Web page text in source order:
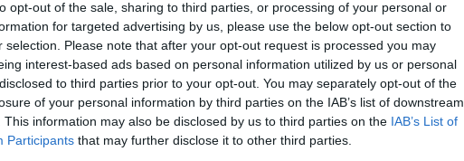
opt-out of the sale, sharing to third parties, or processing of your personal or
for targeted advertising by us, please use the below opt-out section to
selection. Please note that after your opt-out request is processed you may
interest-based ads based on personal information utilized by us or personal
to third parties prior to your opt-out. You may separately opt-out of the
of your personal information by third parties on the IAB’s list of downstream
This information may also be disclosed by us to third parties on the IAB’s List of
Participants that may further disclose it to other third parties.